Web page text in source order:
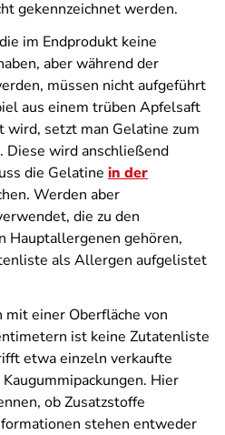
gekennzeichnet werden.
im Endprodukt keine
aber während der
müssen nicht aufgeführt
aus einem trüben Apfelsaft
setzt man Gelatine zum
Diese wird anschließend
die Gelatine in der
Werden aber
die zu den
Hauptallergenen gehören,
als Allergen aufgelistet
einer Oberfläche von
ist keine Zutatenliste
etwa einzeln verkaufte
Hier
ob Zusatzstoffe
stehen entweder